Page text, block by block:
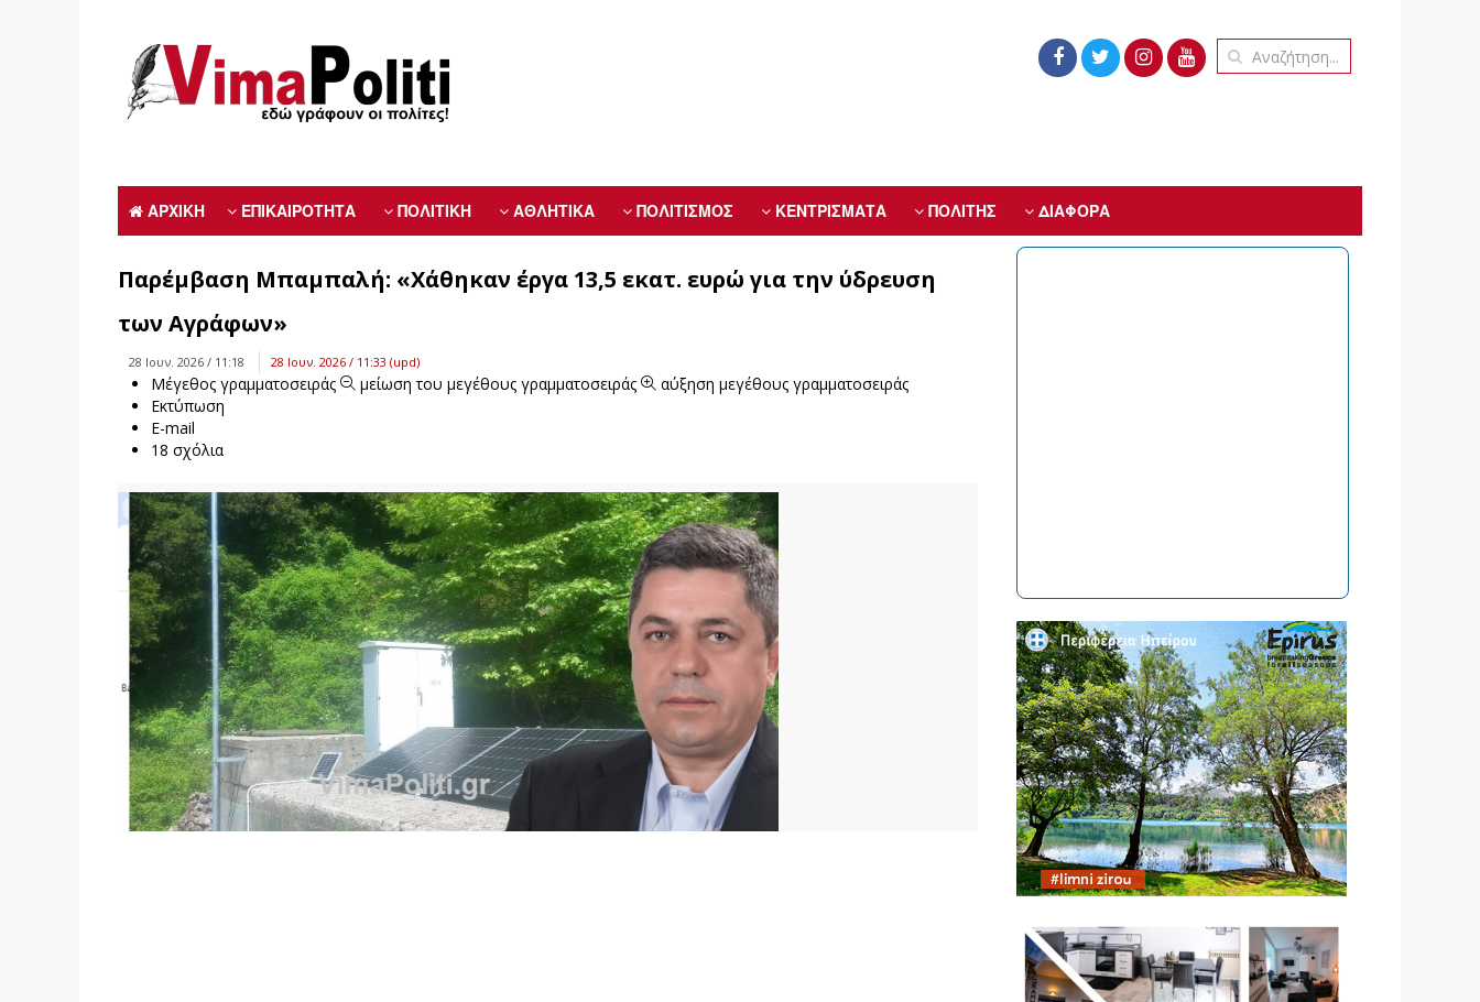
ΑΡΧΙΚΗ ΕΠΙΚΑΙΡΟΤΗΤΑ ΠΟΛΙΤΙΚΗ ΑΘΛΗΤΙΚΑ ΠΟΛΙΤΙΣΜΟΣ ΚΕΝΤΡΙΣΜΑΤΑ ΠΟΛΙΤΗΣ ΔΙΑΦΟΡΑ
Παρέμβαση Μπαμπαλή: «Χάθηκαν έργα 13,5 εκατ. ευρώ για την ύδρευση
των Αγράφων»
28 Ιουν. 2026 / 11:18 28 Ιουν. 2026 / 11:33 (upd)
Μέγεθος γραμματοσειράς μείωση του μεγέθους γραμματοσειράς
αύξηση μεγέθους γραμματοσειράς
Εκτύπωση
E-mail
18 σχόλια